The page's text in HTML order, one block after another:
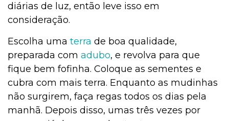
diárias de luz, então leve isso em
consideração.
Escolha uma terra de boa qualidade,
preparada com adubo, e revolva para que
fique bem fofinha. Coloque as sementes e
cubra com mais terra. Enquanto as mudinhas
não surgirem, faça regas todos os dias pela
manhã. Depois disso, umas três vezes por